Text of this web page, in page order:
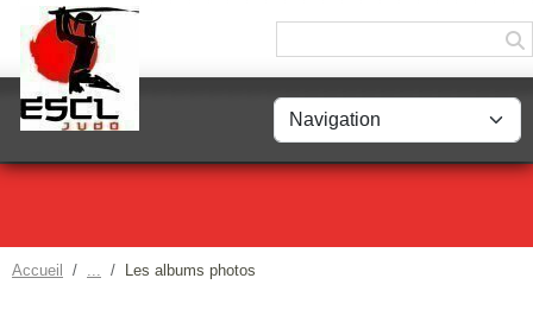
Accueil Les albums photos
Panneau de gestion des cookies